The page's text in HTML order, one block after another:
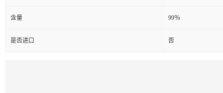
含量 99％
是否进口 否